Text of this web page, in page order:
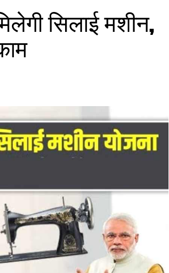
स‍िलाई मशीन,